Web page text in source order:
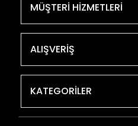
MÜŞTERİ HİZMETLERİ
ALIŞVERİŞ
KATEGORİLER